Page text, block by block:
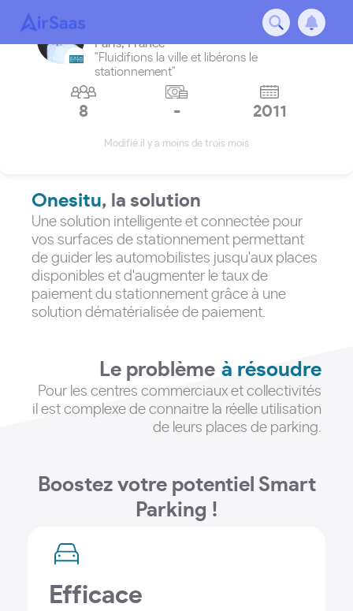
Paris,France
"Fluidifions la ville et libérons le
stationnement"
8 - 2011
Modifié il y a moins de trois mois
Onesitu, la solution
Une solution intelligente et connectée pour
vos surfaces de stationnement permettant
de guider les automobilistes jusqu'aux places
disponibles et d'augmenter le taux de
paiement du stationnement grâce à une
solution dématérialisée de paiement.
Le problème à résoudre
Pour les centres commerciaux et collectivités
il est complexe de connaitre la réelle utilisation
de leurs places de parking.
Boostez votre potentiel Smart
Parking !
Efficace